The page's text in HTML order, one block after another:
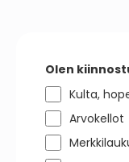
Olen
Kulta,
Arvokellot